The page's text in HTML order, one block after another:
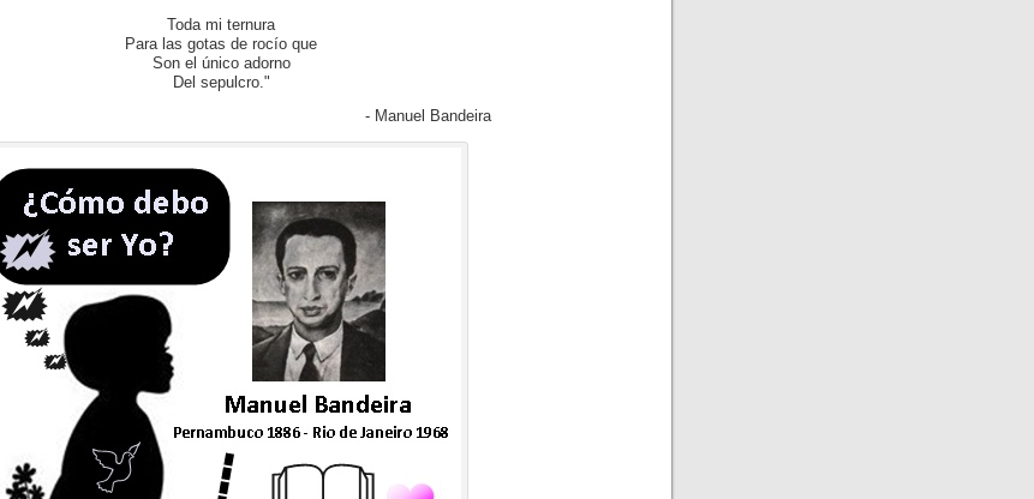
Toda mi ternura
Para las gotas de rocío que
Son el único adorno
Del sepulcro."
- Manuel Bandeira